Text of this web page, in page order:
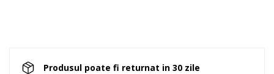
Produsul poate fi returnat in 30 zile